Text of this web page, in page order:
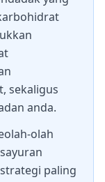
sekaligus
anda.
olah
paling